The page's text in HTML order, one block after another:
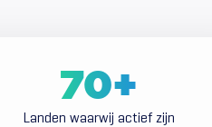
70+
Landen waarwij actief zijn